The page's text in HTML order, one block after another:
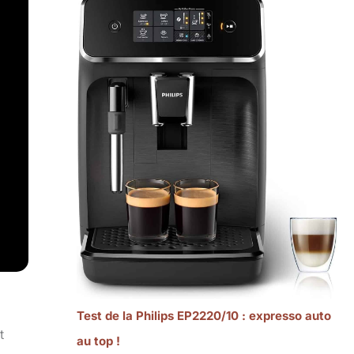
Test de la Philips EP2220/10 : expresso auto
au top !